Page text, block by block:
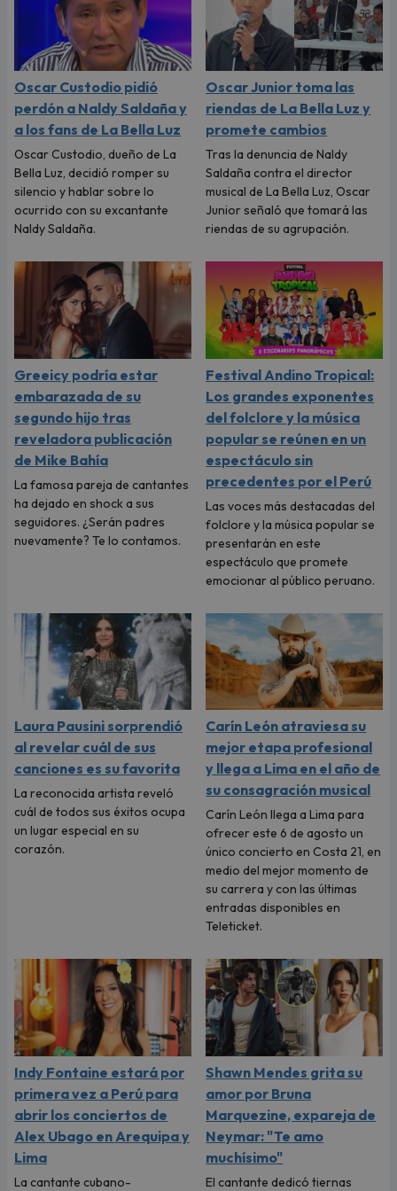
Oscar Custodio pidió
perdón a Naldy Saldaña y
a los fans de La Bella Luz
Oscar Custodio, dueño de La
Bella Luz, decidió romper su
silencio y hablar sobre lo
ocurrido con su excantante
Naldy Saldaña.
Oscar Junior toma las
riendas de La Bella Luz y
promete cambios
Tras la denuncia de Naldy
Saldaña contra el director
musical de La Bella Luz, Oscar
Junior señaló que tomará las
riendas de su agrupación.
Greeicy podría estar
embarazada de su
segundo hijo tras
reveladora publicación
de Mike Bahía
La famosa pareja de cantantes
ha dejado en shock a sus
seguidores. ¿Serán padres
nuevamente? Te lo contamos.
Festival Andino Tropical:
Los grandes exponentes
del folclore y la música
popular se reúnen en un
espectáculo sin
precedentes por el Perú
Las voces más destacadas del
folclore y la música popular se
presentarán en este
espectáculo que promete
emocionar al público peruano.
Laura Pausini sorprendió
al revelar cuál de sus
canciones es su favorita
La reconocida artista reveló
cuál de todos sus éxitos ocupa
un lugar especial en su
corazón.
Carín León atraviesa su
mejor etapa profesional
y llega a Lima en el año de
su consagración musical
Carín León llega a Lima para
ofrecer este 6 de agosto un
único concierto en Costa 21, en
medio del mejor momento de
su carrera y con las últimas
entradas disponibles en
Teleticket.
Indy Fontaine estará por
primera vez a Perú para
abrir los conciertos de
Alex Ubago en Arequipa y
Lima
La cantante cubano-
Shawn Mendes grita su
amor por Bruna
Marquezine, expareja de
Neymar: "Te amo
muchísimo"
El cantante dedicó tiernas